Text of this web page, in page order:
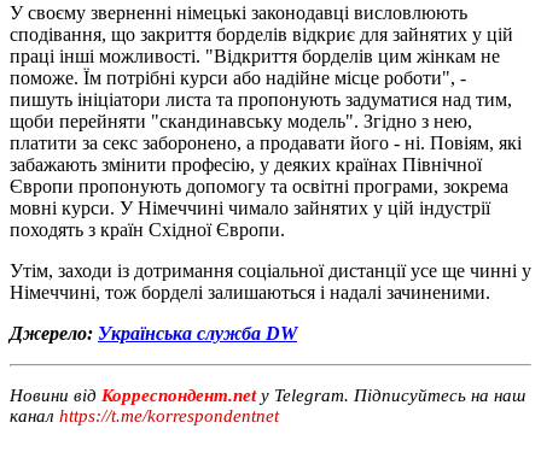
У своєму зверненні німецькі законодавці висловлюють
сподівання, що закриття борделів відкриє для зайнятих у цій
праці інші можливості. "Відкриття борделів цим жінкам не
поможе. Їм потрібні курси або надійне місце роботи", -
пишуть ініціатори листа та пропонують задуматися над тим,
щоби перейняти "скандинавську модель". Згідно з нею,
платити за секс заборонено, а продавати його - ні. Повіям, які
забажають змінити професію, у деяких країнах Північної
Європи пропонують допомогу та освітні програми, зокрема
мовні курси. У Німеччині чимало зайнятих у цій індустрії
походять з країн Східної Європи.
Утім, заходи із дотримання соціальної дистанції усе ще чинні у
Німеччині, тож борделі залишаються і надалі зачиненими.
Джерело: Українська служба DW
Новини від Корреспондент.netу Telegram. Підписуйтесь на наш
канал https://t.me/korrespondentnet